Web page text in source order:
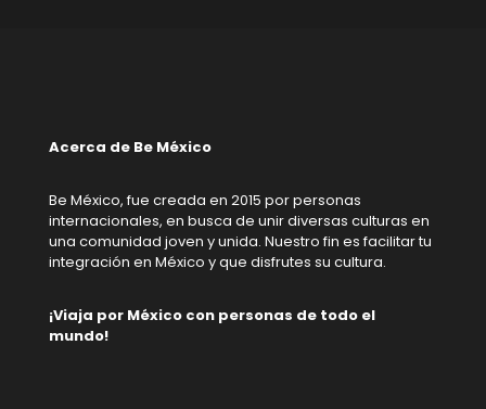
Acerca de Be México
Be México, fue creada en 2015 por personas
internacionales, en busca de unir diversas culturas en
una comunidad joven y unida. Nuestro fin es facilitar tu
integración en México y que disfrutes su cultura.
¡Viaja por México con personas de todo el
mundo!